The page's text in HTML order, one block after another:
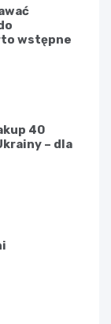
wstępne
40
– dla